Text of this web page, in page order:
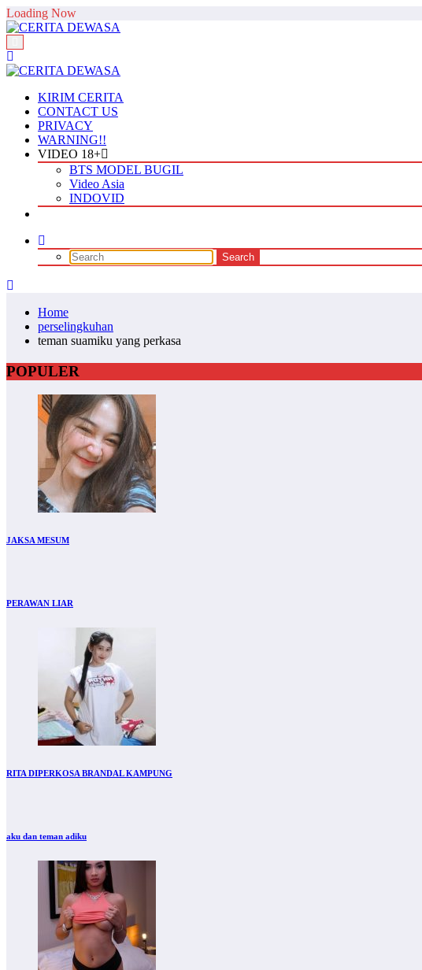
Skip
to
Loading Now
KIRIM CERITA
CONTACT US
PRIVACY
WARNING!!
VIDEO 18+
BTS MODEL BUGIL
Video Asia
INDOVID
Home
perselingkuhan
teman suamiku yang perkasa
POPULER
JAKSA MESUM
PERAWAN LIAR
RITA DIPERKOSA BRANDAL KAMPUNG
aku dan teman adiku